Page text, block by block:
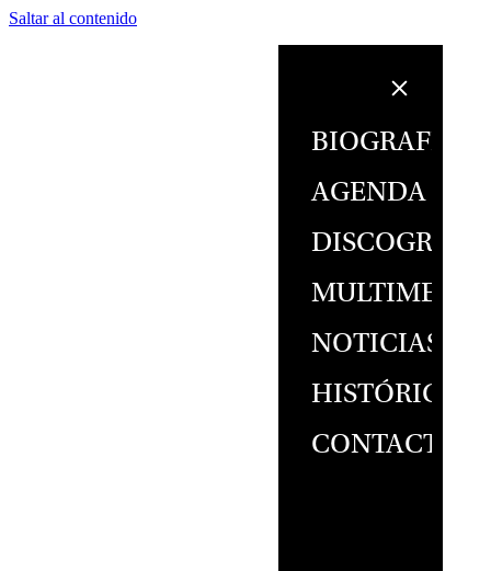
Saltar al contenido
BIOGRAFÍA
AGENDA
MULTIMEDIA
NOTICIAS
HISTÓRICO
CONTACTO